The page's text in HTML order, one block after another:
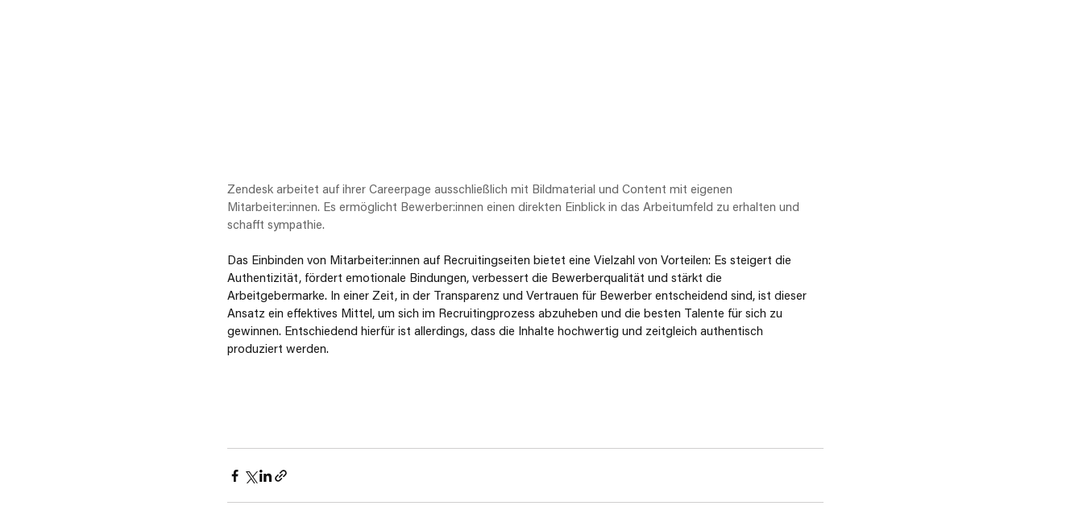
Zendesk arbeitet auf ihrer Careerpage ausschließlich mit Bildmaterial und Content mit eigenen
Mitarbeiter:innen. Es ermöglicht Bewerber:innen einen direkten Einblick in das Arbeitumfeld zu erhalten und
schafft sympathie.
Das Einbinden von Mitarbeiter:innen auf Recruitingseiten bietet eine Vielzahl von Vorteilen: Es steigert die
Authentizität, fördert emotionale Bindungen, verbessert die Bewerberqualität und stärkt die
Arbeitgebermarke. In einer Zeit, in der Transparenz und Vertrauen für Bewerber entscheidend sind, ist dieser
Ansatz ein effektives Mittel, um sich im Recruitingprozess abzuheben und die besten Talente für sich zu
gewinnen. Entschiedend hierfür ist allerdings, dass die Inhalte hochwertig und zeitgleich authentisch
produziert werden.